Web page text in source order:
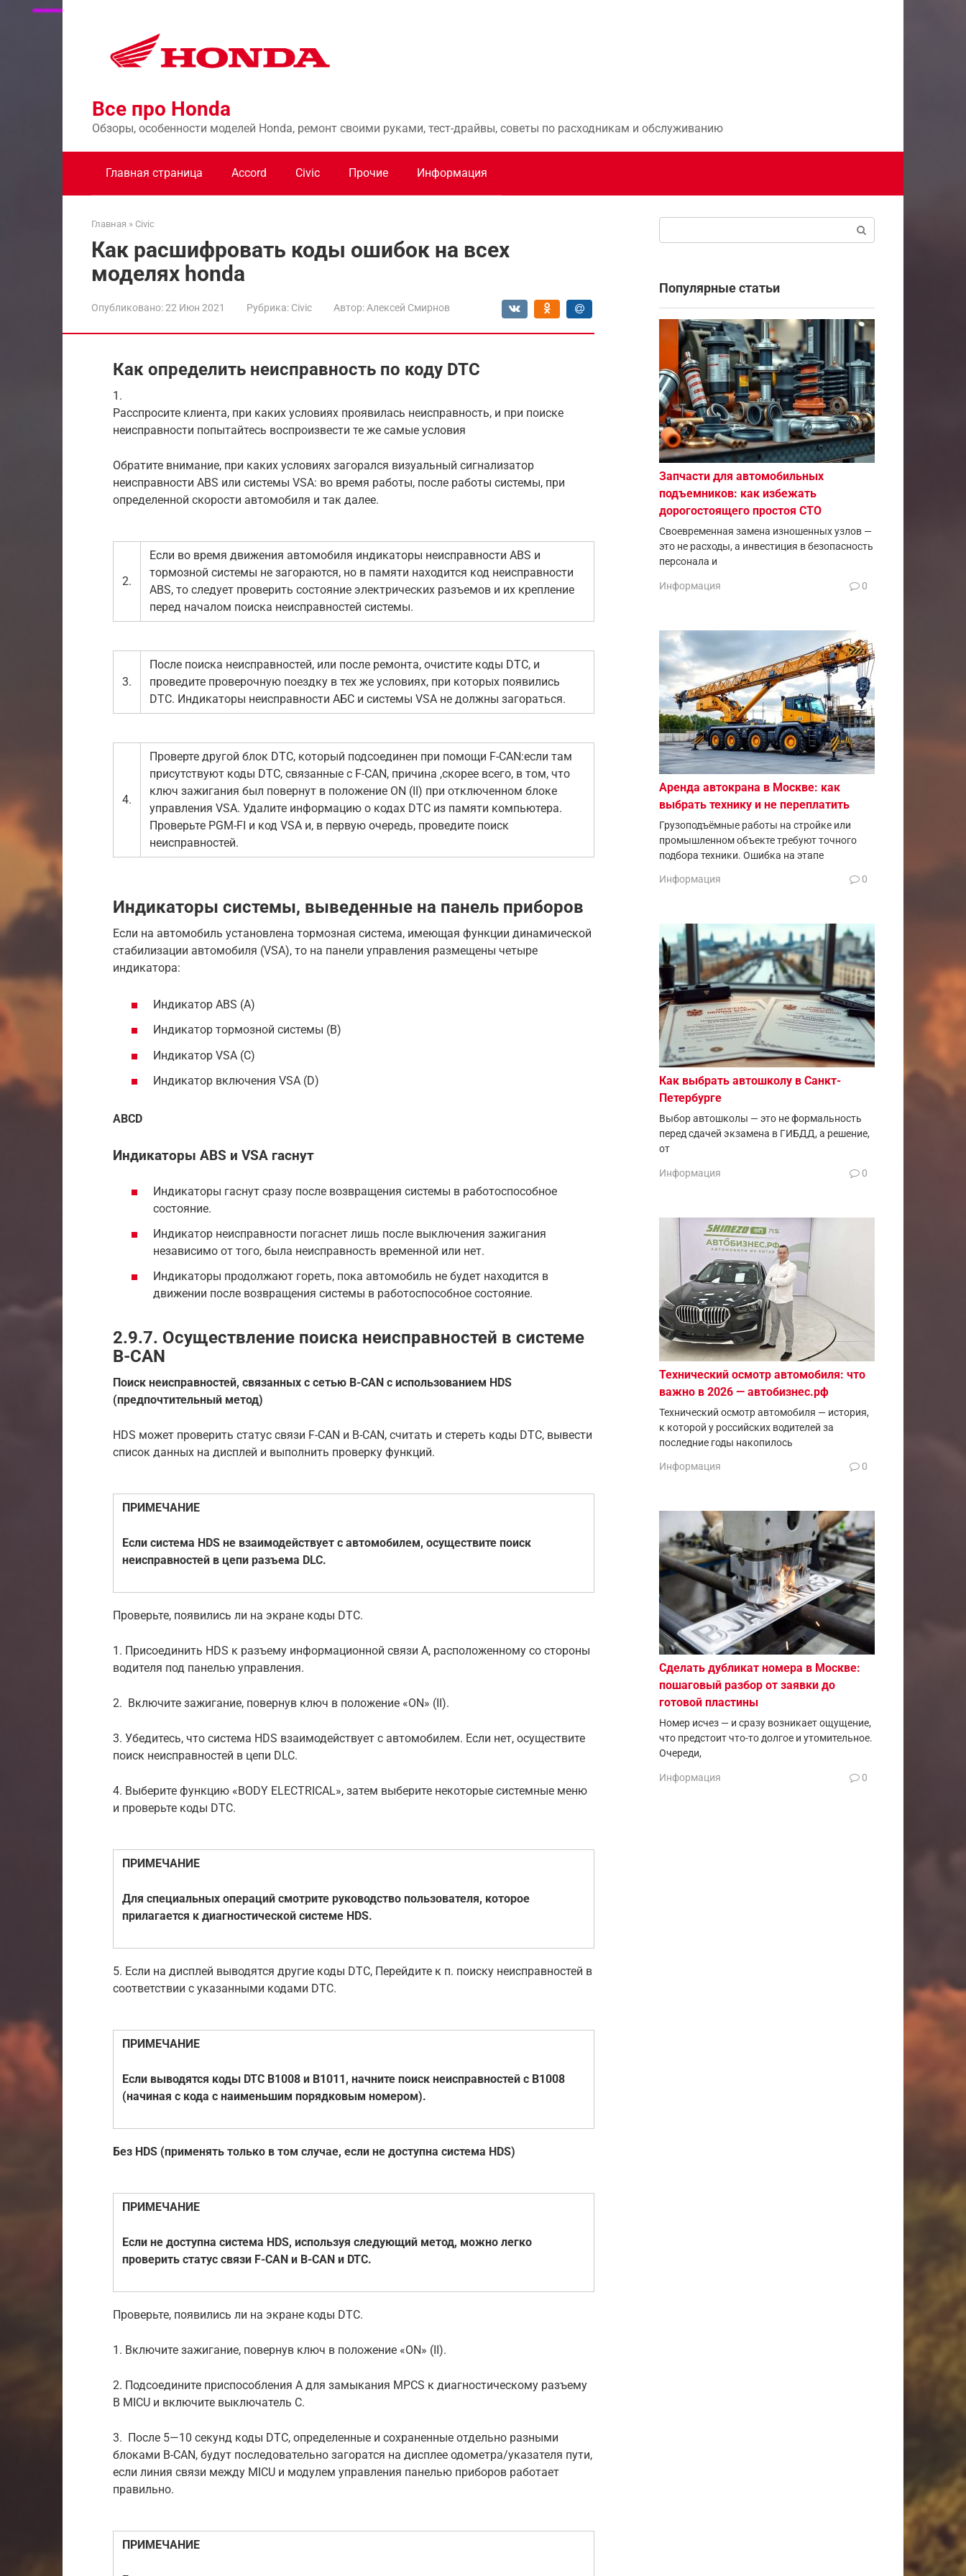
Перейти
Все про Honda
Обзоры, особенности моделей Honda, ремонт своими руками, тест-драйвы, советы по расходникам и обслуживанию
Главная страница Accord Civic Прочие Информация
Главная » Civic
Как расшифровать коды ошибок на всех
моделях honda
Опубликовано:22 Июн 2021 Рубрика: Civic Автор: Алексей Смирнов
Как определить неисправность по коду DTC
1.
Расспросите клиента, при каких условиях проявилась неисправность, и при поиске
неисправности попытайтесь воспроизвести те же самые условия
Обратите внимание, при каких условиях загорался визуальный сигнализатор
неисправности ABS или системы VSA: во время работы, после работы системы, при
определенной скорости автомобиля и так далее.
2.
Если во время движения автомобиля индикаторы неисправности ABS и
тормозной системы не загораются, но в памяти находится код неисправности
ABS, то следует проверить состояние электрических разъемов и их крепление
перед началом поиска неисправностей системы.
3.
После поиска неисправностей, или после ремонта, очистите коды DTC, и
проведите проверочную поездку в тех же условиях, при которых появились
DTC. Индикаторы неисправности АБС и системы VSA не должны загораться.
4.
Проверте другой блок DTC, который подсоединен при помощи F-CAN:если там
присутствуют коды DTC, связанные с F-CAN, причина ,скорее всего, в том, что
ключ зажигания был повернут в положение ON (II) при отключенном блоке
управления VSA. Удалите информацию о кодах DTC из памяти компьютера.
Проверьте PGM-FI и код VSA и, в первую очередь, проведите поиск
неисправностей.
Индикаторы системы, выведенные на панель приборов
Если на автомобиль установлена тормозная система, имеющая функции динамической
стабилизации автомобиля (VSA), то на панели управления размещены четыре
индикатора:
Индикатор ABS (A)
Индикатор тормозной системы (В)
Индикатор VSA (C)
Индикатор включения VSA (D)
ABCD
Индикаторы ABS и VSA гаснут
Индикаторы гаснут сразу после возвращения системы в работоспособное
состояние.
Индикатор неисправности погаснет лишь после выключения зажигания
независимо от того, была неисправность временной или нет.
Индикаторы продолжают гореть, пока автомобиль не будет находится в
движении после возвращения системы в работоспособное состояние.
2.9.7. Осуществление поиска неисправностей в системе
B-CAN
Поиск неисправностей, связанных с сетью B-CAN с использованием HDS
(предпочтительный метод)
HDS может проверить статус связи F-CAN и B-CAN, считать и стереть коды DTC, вывести
список данных на дисплей и выполнить проверку функций.
ПРИМЕЧАНИЕ
Если система HDS не взаимодействует с автомобилем, осуществите поиск
неисправностей в цепи разъема DLC.
Проверьте, появились ли на экране коды DTC.
1. Присоединить HDS к разъему информационной связи А, расположенному со стороны
водителя под панелью управления.
2. Включите зажигание, повернув ключ в положение «ON» (II).
3. Убедитесь, что система HDS взаимодействует с автомобилем. Если нет, осуществите
поиск неисправностей в цепи DLC.
4. Выберите функцию «BODY ELECTRICAL», затем выберите некоторые системные меню
и проверьте коды DTC.
ПРИМЕЧАНИЕ
Для специальных операций смотрите руководство пользователя, которое
прилагается к диагностической системе HDS.
5. Если на дисплей выводятся другие коды DTC, Перейдите к п. поиску неисправностей в
соответствии с указанными кодами DTC.
ПРИМЕЧАНИЕ
Если выводятся коды DTC B1008 и B1011, начните поиск неисправностей с B1008
(начиная с кода с наименьшим порядковым номером).
Без HDS (применять только в том случае, если не доступна система HDS)
ПРИМЕЧАНИЕ
Если не доступна система HDS, используя следующий метод, можно легко
проверить статус связи F-CAN и B-CAN и DTC.
Проверьте, появились ли на экране коды DTC.
1. Включите зажигание, повернув ключ в положение «ON» (II).
2. Подсоедините приспособления А для замыкания MPCS к диагностическому разъему
В MICU и включите выключатель C.
3. После 5—10 секунд коды DTC, определенные и сохраненные отдельно разными
блоками В-CAN, будут последовательно загоратся на дисплее одометра/указателя пути,
если линия связи между MICU и модулем управления панелью приборов работает
правильно.
ПРИМЕЧАНИЕ
Популярные статьи
Запчасти для автомобильных
подъемников: как избежать
дорогостоящего простоя СТО
Своевременная замена изношенных узлов —
это не расходы, а инвестиция в безопасность
персонала и
Информация 0
Аренда автокрана в Москве: как
выбрать технику и не переплатить
Грузоподъёмные работы на стройке или
промышленном объекте требуют точного
подбора техники. Ошибка на этапе
Информация 0
Как выбрать автошколу в Санкт-
Петербурге
Выбор автошколы — это не формальность
перед сдачей экзамена в ГИБДД, а решение,
от
Информация 0
Технический осмотр автомобиля: что
важно в 2026 — автобизнес.рф
Технический осмотр автомобиля — история,
к которой у российских водителей за
последние годы накопилось
Информация 0
Сделать дубликат номера в Москве:
пошаговый разбор от заявки до
готовой пластины
Номер исчез — и сразу возникает ощущение,
что предстоит что-то долгое и утомительное.
Очереди,
Информация 0